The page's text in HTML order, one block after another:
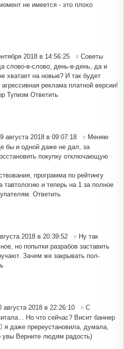
не имеется - это плохо
2018 в 14:56:25 # Советы
слово-в-слово, день-в-день, да и
хватает на новые? И так будет
реклама платной версии!
Тупизм Ответить
августа 2018 в 09:07:18 # Меняю
бы и одной даже не дал, за
покупку отключающую
программа по рейтингу
тавтологию и теперь на 1 за полное
Ответить
2018 в 20:39:52 # Ну так
но попытки разрабов заставить
Зачем же закрывать пол-
августа 2018 в 22:26:10 # С
Но что сейчас? Висит баннер
я даже пререустановила, думала,
увы Верните людям радость)